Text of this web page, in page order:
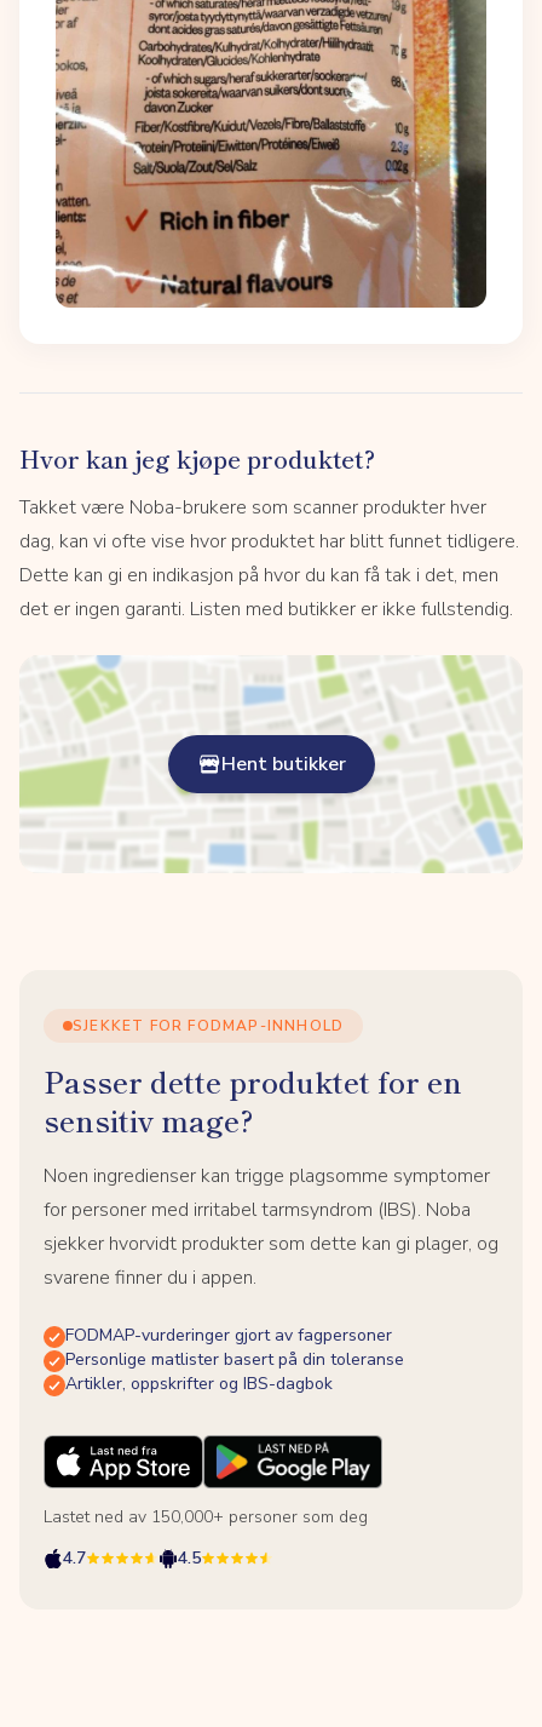
Hvor kan jeg kjøpe produktet?
Takket være Noba-brukere som scanner produkter hver
dag, kan vi ofte vise hvor produktet har blitt funnet tidligere.
Dette kan gi en indikasjon på hvor du kan få tak i det, men
det er ingen garanti. Listen med butikker er ikke fullstendig.
Hent butikker
SJEKKET FOR FODMAP-INNHOLD
Passer dette produktet for en
sensitiv mage?
Noen ingredienser kan trigge plagsomme symptomer
for personer med irritabel tarmsyndrom (IBS). Noba
sjekker hvorvidt produkter som dette kan gi plager, og
svarene finner du i appen.
FODMAP-vurderinger gjort av fagpersoner
Personlige matlister basert på din toleranse
Artikler, oppskrifter og IBS-dagbok
Lastet ned av 150,000+ personer som deg
4.7
4.5